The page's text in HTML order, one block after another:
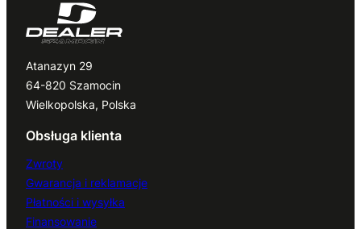
Atanazyn 29
64-820 Szamocin
Wielkopolska, Polska
Obsługa klienta
Zwroty
Gwarancja i reklamacje
Płatności i wysyłka
Finansowanie